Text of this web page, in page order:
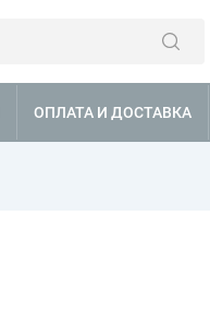
ОПЛАТА И ДОСТАВКА